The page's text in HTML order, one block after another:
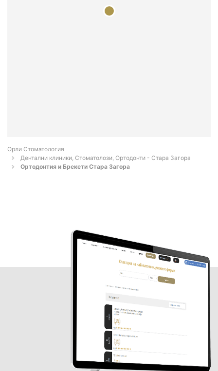
Орли Стоматология
Дентални клиники, Стоматолози, Ортодонти - Стара Загора
Ортодонтия и Брекети Стара Загора